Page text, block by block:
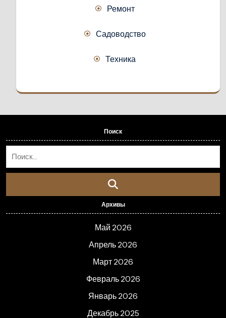
Ремонт
Садоводство
Техника
Поиск
Архивы
Май 2026
Апрель 2026
Март 2026
Февраль 2026
Январь 2026
Декабрь 2025